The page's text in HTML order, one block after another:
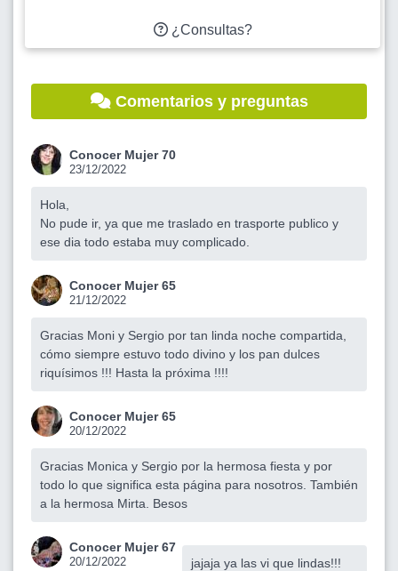
¿Consultas?
Comentarios y preguntas
Conocer Mujer 70
23/12/2022
Hola,
No pude ir, ya que me traslado en trasporte publico y
ese dia todo estaba muy complicado.
Conocer Mujer 65
21/12/2022
Gracias Moni y Sergio por tan linda noche compartida,
cómo siempre estuvo todo divino y los pan dulces
riquísimos !!! Hasta la próxima !!!!
Conocer Mujer 65
20/12/2022
Gracias Monica y Sergio por la hermosa fiesta y por
todo lo que significa esta página para nosotros. También
a la hermosa Mirta. Besos
Conocer Mujer 67
20/12/2022 jajaja ya las vi que lindas!!!